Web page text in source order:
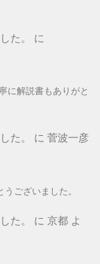
た。
に
に解説書もありがと
た。 に 菅波一彦
ございました。
た。 に 京都よ